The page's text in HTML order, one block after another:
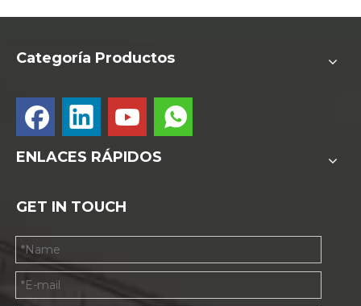
Categoría Productos
ENLACES RÁPIDOS
GET IN TOUCH